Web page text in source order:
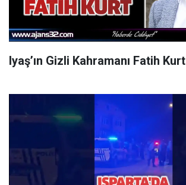
Iyaş’ın Gizli Kahramanı Fatih Kurt